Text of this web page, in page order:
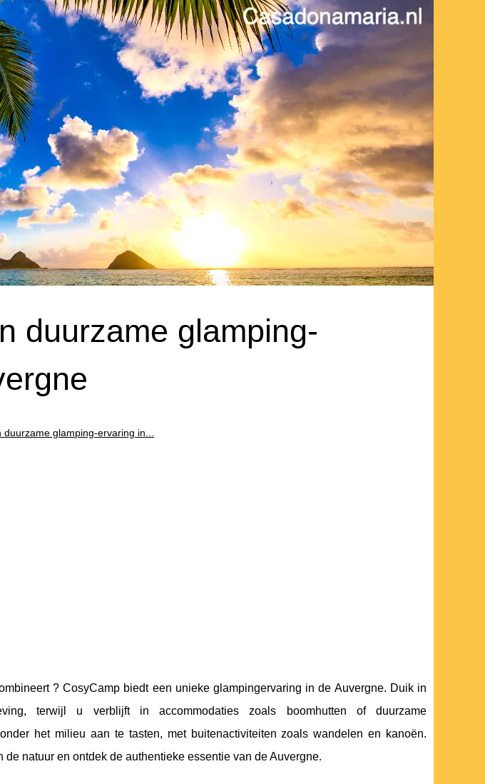
duurzame glamping-
glamping-ervaring in...
? CosyCamp biedt een unieke glampingervaring in de Auvergne. Duik in
terwijl u verblijft in accommodaties zoals boomhutten of duurzame
het milieu aan te tasten, met buitenactiviteiten zoals wandelen en kanoën.
natuur en ontdek de authentieke essentie van de Auvergne.